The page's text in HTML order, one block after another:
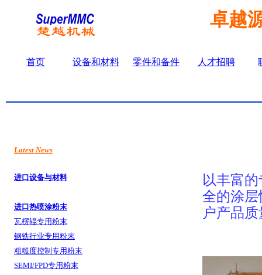
卓越
首页 设备和材料 零件和备件 人才招聘
Latest News
进口设备与材料
进口热喷涂粉末
瓦楞辊专用粉末
钢铁行业专用粉末
粗糙度控制专用粉末
SEMI/FPD专用粉末
以丰富
全的涂
户产品